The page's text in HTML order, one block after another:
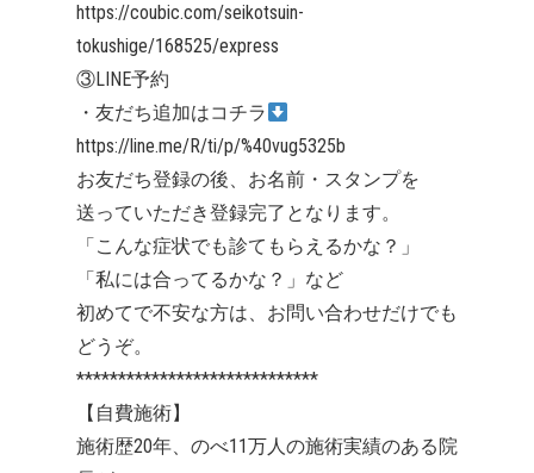
https://coubic.com/seikotsuin-
tokushige/168525/express
③LINE予約
・友だち追加はコチラ
https://line.me/R/ti/p/%40vug5325b
お友だち登録の後、お名前・スタンプを
送っていただき登録完了となります。
「こんな症状でも診てもらえるかな？」
「私には合ってるかな？」など
初めてで不安な方は、お問い合わせだけでも
どうぞ。
*****************************
【自費施術】
施術歴20年、のべ11万人の施術実績のある院